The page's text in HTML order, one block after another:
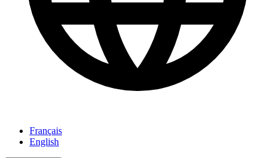
Français
English